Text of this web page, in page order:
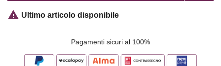
 Ultimo articolo disponibile
Pagamenti sicuri al 100%